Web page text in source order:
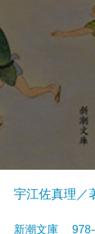
宇江佐真理／
新潮文庫